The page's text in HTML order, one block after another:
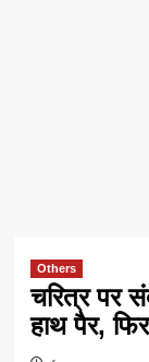
Others
चरित्र पर
हाथ पैर,